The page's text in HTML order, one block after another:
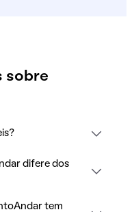
sobre
difere dos
tem